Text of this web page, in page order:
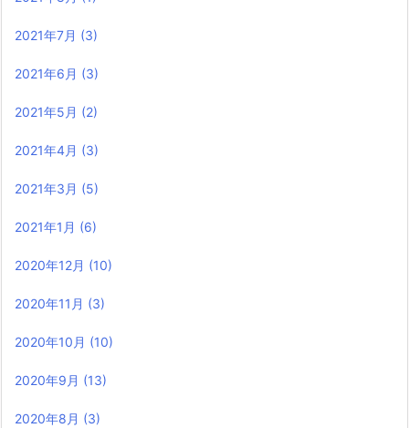
2021年7月 (3)
2021年6月 (3)
2021年5月 (2)
2021年4月 (3)
2021年3月 (5)
2021年1月 (6)
2020年12月 (10)
2020年11月 (3)
2020年10月 (10)
2020年9月 (13)
2020年8月 (3)